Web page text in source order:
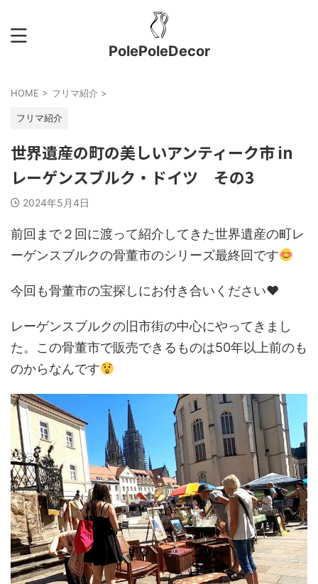
PolePoleDecor
HOME > フリマ紹介 >
フリマ紹介
世界遺産の町の美しいアンティーク市 in
レーゲンスブルク・ドイツ その3
2024年5月4日
前回まで２回に渡って紹介してきた世界遺産の町レ
ーゲンスブルクの骨董市のシリーズ最終回です
今回も骨董市の宝探しにお付き合いください❤︎
レーゲンスブルクの旧市街の中心にやってきまし
た。この骨董市で販売できるものは50年以上前のも
のからなんです